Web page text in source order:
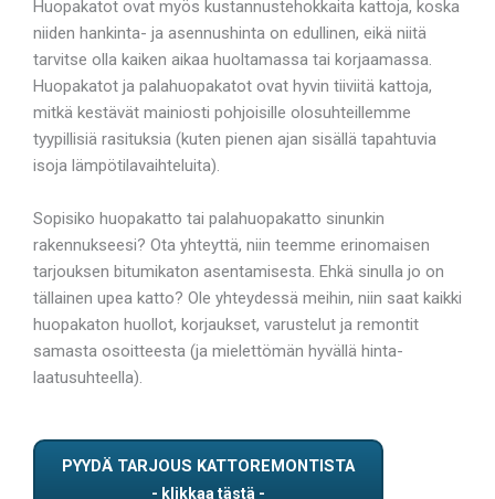
Huopakatot ovat myös kustannustehokkaita kattoja, koska
niiden hankinta- ja asennushinta on edullinen, eikä niitä
tarvitse olla kaiken aikaa huoltamassa tai korjaamassa.
Huopakatot ja palahuopakatot ovat hyvin tiiviitä kattoja,
mitkä kestävät mainiosti pohjoisille olosuhteillemme
tyypillisiä rasituksia (kuten pienen ajan sisällä tapahtuvia
isoja lämpötilavaihteluita).
Sopisiko huopakatto tai palahuopakatto sinunkin
rakennukseesi? Ota yhteyttä, niin teemme erinomaisen
tarjouksen bitumikaton asentamisesta. Ehkä sinulla jo on
tällainen upea katto? Ole yhteydessä meihin, niin saat kaikki
huopakaton huollot, korjaukset, varustelut ja remontit
samasta osoitteesta (ja mielettömän hyvällä hinta-
laatusuhteella).
PYYDÄ TARJOUS KATTOREMONTISTA